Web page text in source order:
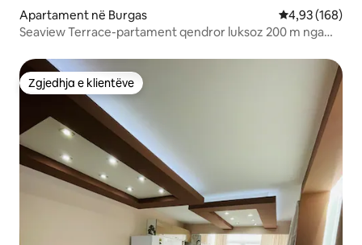
Apartament në Burgas Vlerësimi
4,93 (168)
Seaview Terrace-partament qendror luksoz 200 m nga
Zgjedhja e klientëve
Zgjedhja e klientëve